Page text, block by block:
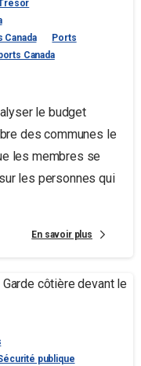
Canada
Ports
Canada
le budget
des communes le
les membres se
les personnes qui
En savoir plus
publique